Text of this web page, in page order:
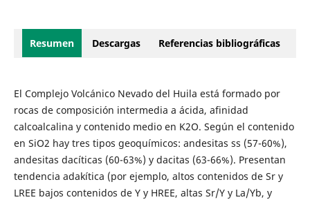
Resumen Descargas Referencias bibliográficas
El Complejo Volcánico Nevado del Huila está formado por
rocas de composición intermedia a ácida, afinidad
calcoalcalina y contenido medio en K2O. Según el contenido
en SiO2 hay tres tipos geoquímicos: andesitas ss (57-60%),
andesitas dacíticas (60-63%) y dacitas (63-66%). Presentan
tendencia adakítica (por ejemplo, altos contenidos de Sr y
LREE bajos contenidos de Y y HREE, altas Sr/Y y La/Yb, y